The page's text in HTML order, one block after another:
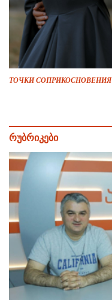
ТОЧКИ СОПРИКОСНОВЕНИЯ
რუბრიკები